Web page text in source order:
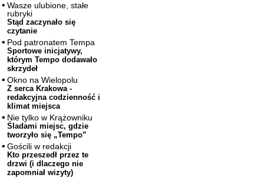
Wasze ulubione, stałe
rubryki
Stąd zaczynało się
czytanie
Pod patronatem Tempa
Sportowe inicjatywy,
którym Tempo dodawało
skrzydeł
Okno na Wielopolu
Z serca Krakowa -
redakcyjna codzienność i
klimat miejsca
Nie tylko w Krążowniku
Śladami miejsc, gdzie
tworzyło się „Tempo”
Gościli w redakcji
Kto przeszedł przez te
drzwi (i dlaczego nie
zapomniał wizyty)